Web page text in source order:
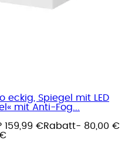
eckig, Spiegel mit LED
mit Anti-Fog...
159,99 €Rabatt- 80,00 €